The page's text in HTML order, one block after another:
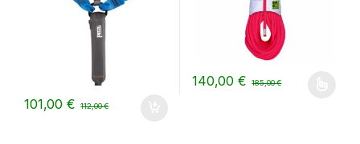
101,00€ 112,00€
140,00€ 185,00€